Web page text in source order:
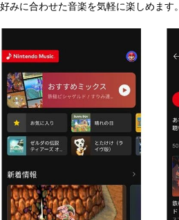
好みに合わせた音楽を気軽に楽しめます。